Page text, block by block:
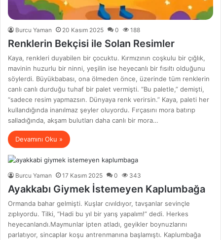
Burcu Yaman 20 Kasım 2025 0 188
Renklerin Bekçisi ile Solan Resimler
Kaya, renkleri duyabilen bir çocuktu. Kırmızının coşkulu bir çığlık,
mavinin huzurlu bir ninni, yeşilin ise heyecanlı bir fısıltı olduğunu
söylerdi. Büyükbabası, ona ölmeden önce, üzerinde tüm renklerin
canlı canlı durduğu tuhaf bir palet vermişti. “Bu paletle,” demişti,
“sadece resim yapmazsın. Dünyaya renk verirsin.” Kaya, paleti her
kullandığında inanılmaz şeyler oluyordu. Fırçasını mora batırıp
salladığında, akşam bulutları daha canlı bir mora…
Devamını Oku »
Burcu Yaman 17 Kasım 2025 0 343
Ayakkabı Giymek İstemeyen Kaplumbağa
Ormanda bahar gelmişti. Kuşlar cıvıldıyor, tavşanlar sevinçle
zıplıyordu. Tilki, “Hadi bu yıl bir yarış yapalım!” dedi. Herkes
heyecanlandı.Maymunlar ipten atladı, geyikler boynuzlarını
parlatıyor, sincaplar koşu antrenmanına başlamıştı. Kaplumbağa